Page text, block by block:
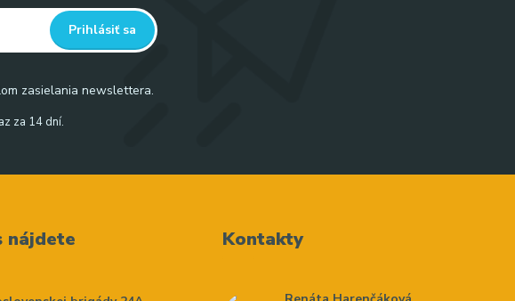
Prihlásiť sa
zasielania newslettera.
za 14 dní.
nájdete Kontakty